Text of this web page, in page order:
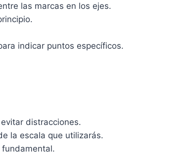
las marcas en los ejes.
indicar puntos específicos.
distracciones.
la escala que utilizarás.